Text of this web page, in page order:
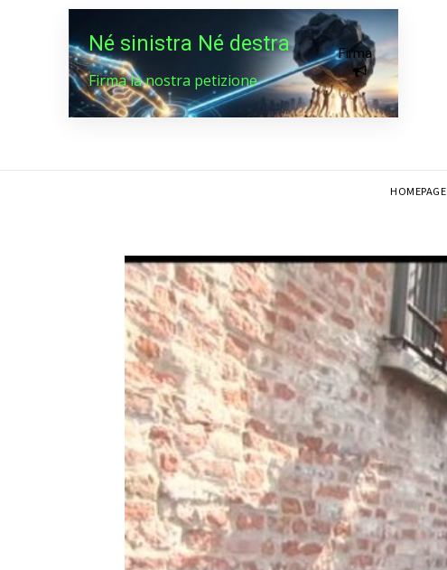
Né sinistra Né destra
Firma la nostra petizione
Firma
HOMEPAGE